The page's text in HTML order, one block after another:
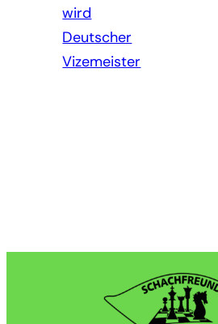
wird
Deutscher
Vizemeister